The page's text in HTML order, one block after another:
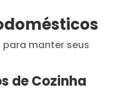
manter seus
de Cozinha